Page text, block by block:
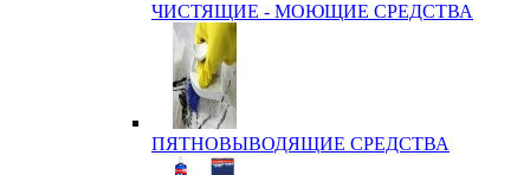
ЧИСТЯЩИЕ - МОЮЩИЕ СРЕДСТВА
ПЯТНОВЫВОДЯЩИЕ СРЕДСТВА